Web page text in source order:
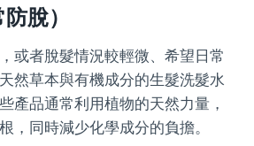
脫）
或者脫髮情況較輕微、希望日常
然草本與有機成分的生髮洗髮水
產品通常利用植物的天然力量，
，同時減少化學成分的負擔。